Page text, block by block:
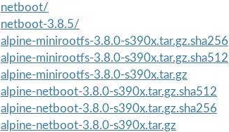
netboot/
netboot-3.8.5/
alpine-minirootfs-3.8.0-s390x.tar.gz.sha256
alpine-minirootfs-3.8.0-s390x.tar.gz.sha512
alpine-minirootfs-3.8.0-s390x.tar.gz
alpine-netboot-3.8.0-s390x.tar.gz.sha512
alpine-netboot-3.8.0-s390x.tar.gz.sha256
alpine-netboot-3.8.0-s390x.tar.gz